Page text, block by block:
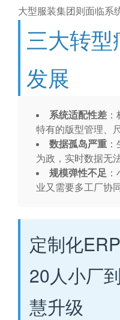
大型服装集团则面临系
三大转
发展
系统适配性差
特有的版型管理、
数据孤岛严重
为政，实时数据无
规模弹性不足
业又需要多工厂协同
定制化
20人小厂
慧升级